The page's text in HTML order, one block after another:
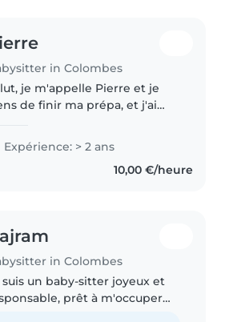
in Colombes
je m'appelle Pierre et je
de finir ma prépa, et j'ai
maths. J'ai 21 ans et suis très
donc prêt à
les enfants dans..
Expérience: > 2 ans
10,00 €/heure
in Colombes
suis un baby-sitter joyeux et
prêt à m'occuper